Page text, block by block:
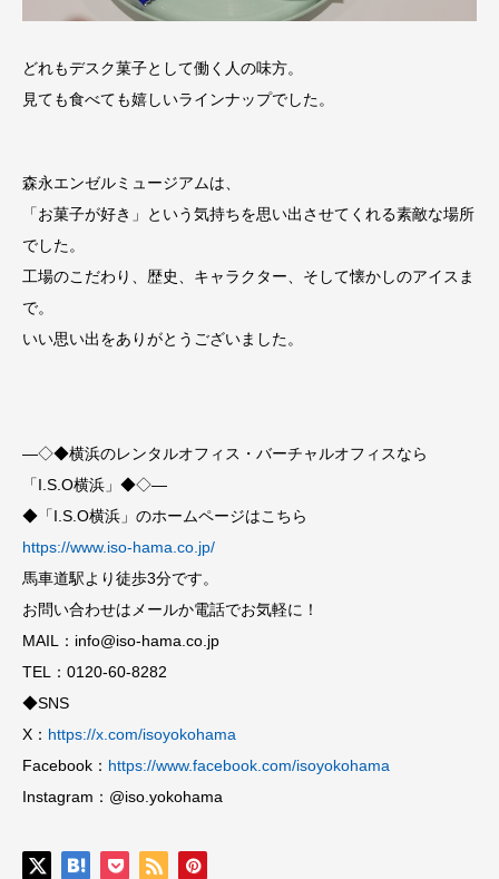
どれもデスク菓子として働く人の味方。
見ても食べても嬉しいラインナップでした。
森永エンゼルミュージアムは、
「お菓子が好き」という気持ちを思い出させてくれる素敵な場所
でした。
工場のこだわり、歴史、キャラクター、そして懐かしのアイスま
で。
いい思い出をありがとうございました。
—◇◆横浜のレンタルオフィス・バーチャルオフィスなら
「I.S.O横浜」◆◇—
◆「I.S.O横浜」のホームページはこちら
https://www.iso-hama.co.jp/
馬車道駅より徒歩3分です。
お問い合わせはメールか電話でお気軽に！
MAIL：info@iso-hama.co.jp
TEL：0120-60-8282
◆SNS
X： https://x.com/isoyokohama
Facebook： https://www.facebook.com/isoyokohama
Instagram：@iso.yokohama